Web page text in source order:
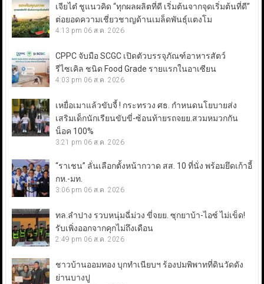
เจียไต๋ ชูแนวคิด “ทุกผลผลิตที่ดี เริ่มต้นจากจุดเริ่มต้นที่ดี”
ต่อยอดความเชี่ยวชาญด้านเมล็ดพันธุ์แตงโม
4:13 pm 06 ส.ค. 2026
CPPC จับมือ SCGC เปิดตัวบรรจุภัณฑ์อาหารสัตว์
รีไซเคิล ชนิด Food Grade รายแรกในอาเซียน
4:03 pm 06 ส.ค. 2026
เหยื่อเมาแล้วขับจี้ ! กระทรวง ศธ. กำหนดนโยบายส่ง
เสริมเด็กนักเรียนขับขี่-ซ้อนท้ายรถจยย.สวมหมวกกัน
น็อค 100%
3:21 pm 06 ส.ค. 2026
“ราเชน” ลั่นเลือกตั้งหน้ากวาด สส. 10 ที่นั่ง พร้อมยึดเก้าอี้
กห.-มท.
3:06 pm 06 ส.ค. 2026
ทล.ลำปาง รวบหนุ่มฉี่ม่วง ขี่จยย. ซุกยาบ้า-ไอซ์ ไม่เข็ด!
รับเพิ่งออกจากคุกไม่ถึงเดือน
2:49 pm 06 ส.ค. 2026
ชาวบ้านออมทอง บุกทำเนียบฯ ร้องปมพิพาทที่ดินวัดดัง
ย่านบางปู